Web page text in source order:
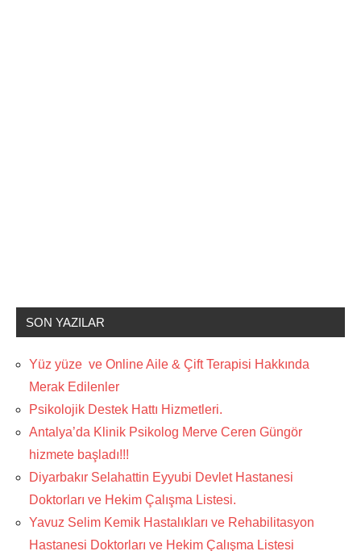
SON YAZILAR
Yüz yüze ve Online Aile & Çift Terapisi Hakkında
Merak Edilenler
Psikolojik Destek Hattı Hizmetleri.
Antalya’da Klinik Psikolog Merve Ceren Güngör
hizmete başladı!!!
Diyarbakır Selahattin Eyyubi Devlet Hastanesi
Doktorları ve Hekim Çalışma Listesi.
Yavuz Selim Kemik Hastalıkları ve Rehabilitasyon
Hastanesi Doktorları ve Hekim Çalışma Listesi